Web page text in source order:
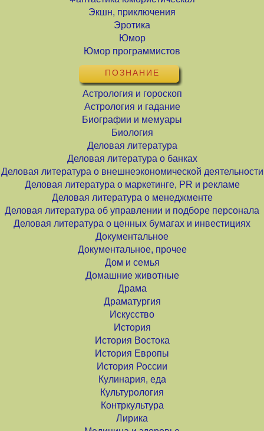
Экшн, приключения
Эротика
Юмор
Юмор программистов
ПОЗНАНИЕ
Астрология и гороскоп
Астрология и гадание
Биографии и мемуары
Биология
Деловая литература
Деловая литература о банках
Деловая литература о внешнеэкономической деятельности
Деловая литература о маркетинге, PR и рекламе
Деловая литература о менеджменте
Деловая литература об управлении и подборе персонала
Деловая литература о ценных бумагах и инвестициях
Документальное
Документальное, прочее
Дом и семья
Домашние животные
Драма
Драматургия
Искусство
История
История Востока
История Европы
История России
Кулинария, еда
Культурология
Контркультура
Лирика